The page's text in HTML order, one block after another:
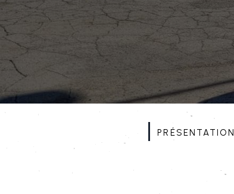
Présentation